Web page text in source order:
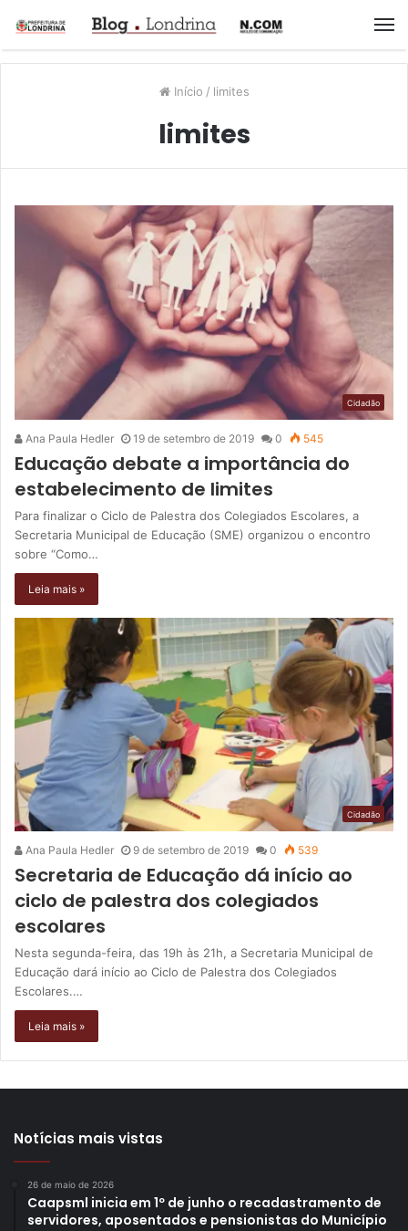
Início / limites
limites
Cidadão
Ana Paula Hedler 19 de setembro de 2019 0 545
Educação debate a importância do
estabelecimento de limites
Para finalizar o Ciclo de Palestra dos Colegiados Escolares, a
Secretaria Municipal de Educação (SME) organizou o encontro
sobre “Como…
Leia mais »
Cidadão
Ana Paula Hedler 9 de setembro de 2019 0 539
Secretaria de Educação dá início ao
ciclo de palestra dos colegiados
escolares
Nesta segunda-feira, das 19h às 21h, a Secretaria Municipal de
Educação dará início ao Ciclo de Palestra dos Colegiados
Escolares.…
Leia mais »
Notícias mais vistas
26 de maio de 2026
Caapsml inicia em 1º de junho o recadastramento de
servidores, aposentados e pensionistas do Município